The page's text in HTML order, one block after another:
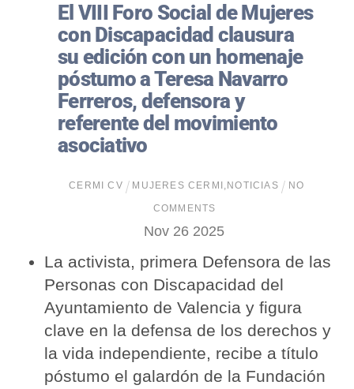
El VIII Foro Social de Mujeres
con Discapacidad clausura
su edición con un homenaje
póstumo a Teresa Navarro
Ferreros, defensora y
referente del movimiento
asociativo
CERMI CV MUJERES CERMI , NOTICIAS NO
COMMENTS
Nov 26 2025
La activista, primera Defensora de las
Personas con Discapacidad del
Ayuntamiento de Valencia y figura
clave en la defensa de los derechos y
la vida independiente, recibe a título
póstumo el galardón de la Fundación